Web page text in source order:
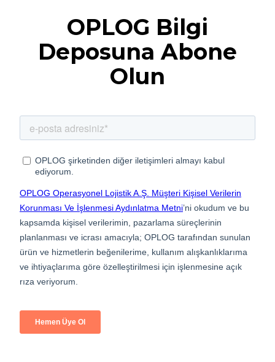
OPLOG Bilgi
Deposuna Abone
Olun